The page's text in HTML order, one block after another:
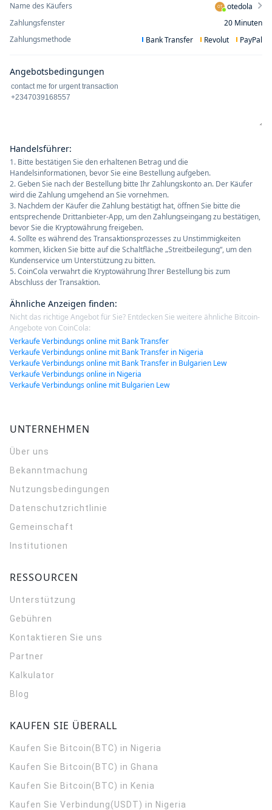
Name des Käufers OT
otedola
Zahlungsfenster
20 Minuten
Zahlungsmethode
Bank Transfer Revolut PayPal
Angebotsbedingungen
Handelsführer:
1. Bitte bestätigen Sie den erhaltenen Betrag und die
Handelsinformationen, bevor Sie eine Bestellung aufgeben.
2. Geben Sie nach der Bestellung bitte Ihr Zahlungskonto an. Der Käufer
wird die Zahlung umgehend an Sie vornehmen.
3. Nachdem der Käufer die Zahlung bestätigt hat, öffnen Sie bitte die
entsprechende Drittanbieter-App, um den Zahlungseingang zu bestätigen,
bevor Sie die Kryptowährung freigeben.
4. Sollte es während des Transaktionsprozesses zu Unstimmigkeiten
kommen, klicken Sie bitte auf die Schaltfläche „Streitbeilegung“, um den
Kundenservice um Unterstützung zu bitten.
5. CoinCola verwahrt die Kryptowährung Ihrer Bestellung bis zum
Abschluss der Transaktion.
Ähnliche Anzeigen finden:
Nicht das richtige Angebot für Sie? Entdecken Sie weitere ähnliche Bitcoin-
Angebote von CoinCola:
Verkaufe Verbindungs online mit Bank Transfer
Verkaufe Verbindungs online mit Bank Transfer in Nigeria
Verkaufe Verbindungs online mit Bank Transfer in Bulgarien Lew
Verkaufe Verbindungs online in Nigeria
Verkaufe Verbindungs online mit Bulgarien Lew
UNTERNEHMEN
Über uns
Bekanntmachung
Nutzungsbedingungen
Datenschutzrichtlinie
Gemeinschaft
Institutionen
RESSOURCEN
Unterstützung
Gebühren
Kontaktieren Sie uns
Partner
Kalkulator
Blog
KAUFEN SIE ÜBERALL
Kaufen Sie Bitcoin(BTC) in Nigeria
Kaufen Sie Bitcoin(BTC) in Ghana
Kaufen Sie Bitcoin(BTC) in Kenia
Kaufen Sie Verbindung(USDT) in Nigeria